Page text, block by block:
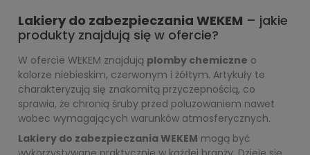
Lakiery do zabezpieczania WEKEM – jakie
produkty znajdują się w ofercie?
W ofercie WEKEM znajdują plomby chemiczne o
kolorze niebieskim, czerwonym i żółtym. Artykuły te
charakteryzują się znakomitą przyczepnością, co
sprawia, że chronią śruby przed poluzowaniem nawet
wobec wymagających warunków atmosferycznych.
Lakiery do zabezpieczania WEKEM mogą być